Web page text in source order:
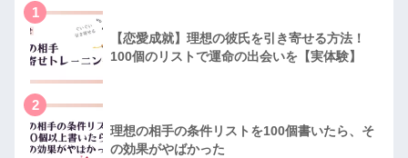
1
【恋愛成就】理想の彼氏を引き寄せる方法！
100個のリストで運命の出会いを【実体験】
2
理想の相手の条件リストを100個書いたら、そ
の効果がやばかった